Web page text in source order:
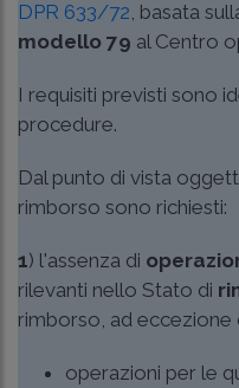
DPR 633/72, basata
modello 79 al Centro
I requisiti previsti sono
procedure.
Dal punto di vista
rimborso sono richiesti:
1) l'assenza di
rilevanti nello Stato di
rimborso, ad eccezione
operazioni per le